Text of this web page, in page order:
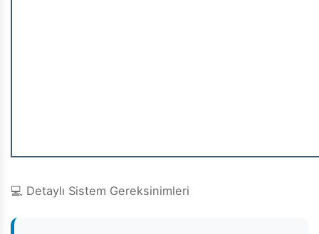
💻 Detaylı Sistem Gereksinimleri